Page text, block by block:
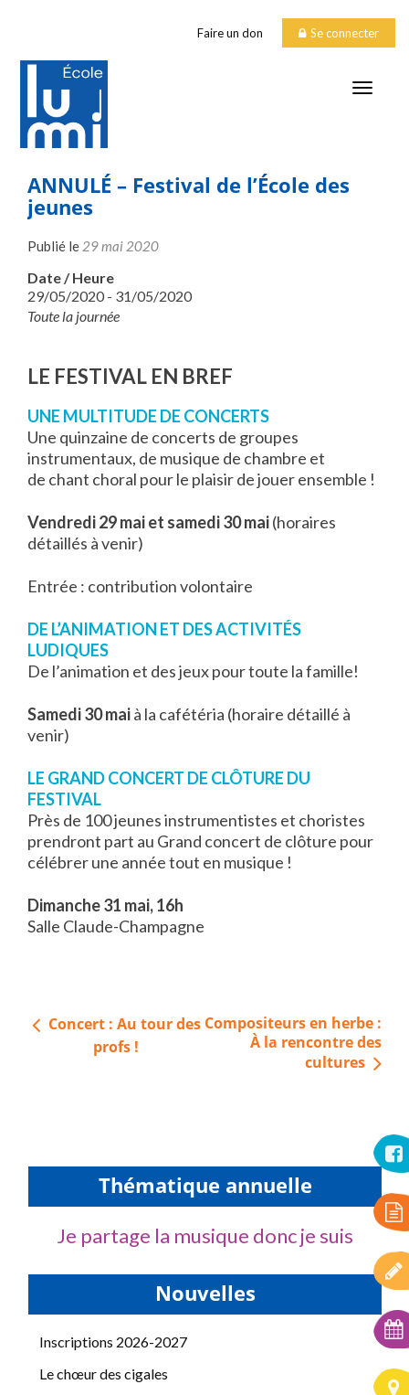
Faire un don Se connecter
ANNULÉ – Festival de l’École des
jeunes
Publié le 29 mai 2020
Date / Heure
29/05/2020 - 31/05/2020
Toute la journée
LE FESTIVAL EN BREF
UNE MULTITUDE DE CONCERTS
Une quinzaine de concerts de groupes
instrumentaux, de musique de chambre et
de chant choral pour le plaisir de jouer ensemble !
Vendredi 29 mai et samedi 30 mai(horaires
détaillés à venir)
Entrée : contribution volontaire
DE L’ANIMATION ET DES ACTIVITÉS
LUDIQUES
De l’animation et des jeux pour toute la famille!
Samedi 30 maià la cafétéria (horaire détaillé à
venir)
LE GRAND CONCERT DE CLÔTURE DU
FESTIVAL
Près de 100 jeunes instrumentistes et choristes
prendront part au Grand concert de clôture pour
célébrer une année tout en musique !
Dimanche 31 mai, 16h
Salle Claude-Champagne
Navigation
Concert : Au tour des
profs !
Compositeurs en herbe :
À la rencontre des
cultures
Thématique annuelle
Je partage la musique donc je suis
Nouvelles
Inscriptions 2026-2027
Le chœur des cigales